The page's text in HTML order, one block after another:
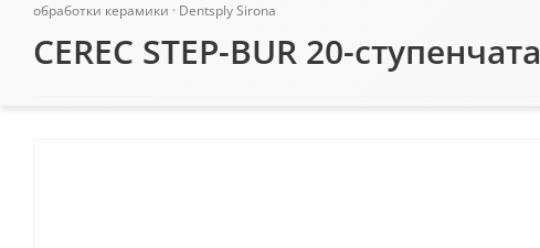
обработки керамики · Dentsply Sirona
CEREC STEP-BUR 20-